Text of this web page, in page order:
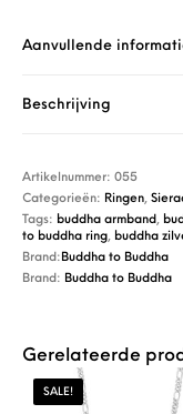
Aanvullende
Beschrijving
Artikelnummer:055
Categorieën: Ringen,
Tags: buddha armband,
to buddha ring, buddha
Brand: Buddha to Buddha
Brand: Buddha to Buddha
Gerelateerde
SALE!